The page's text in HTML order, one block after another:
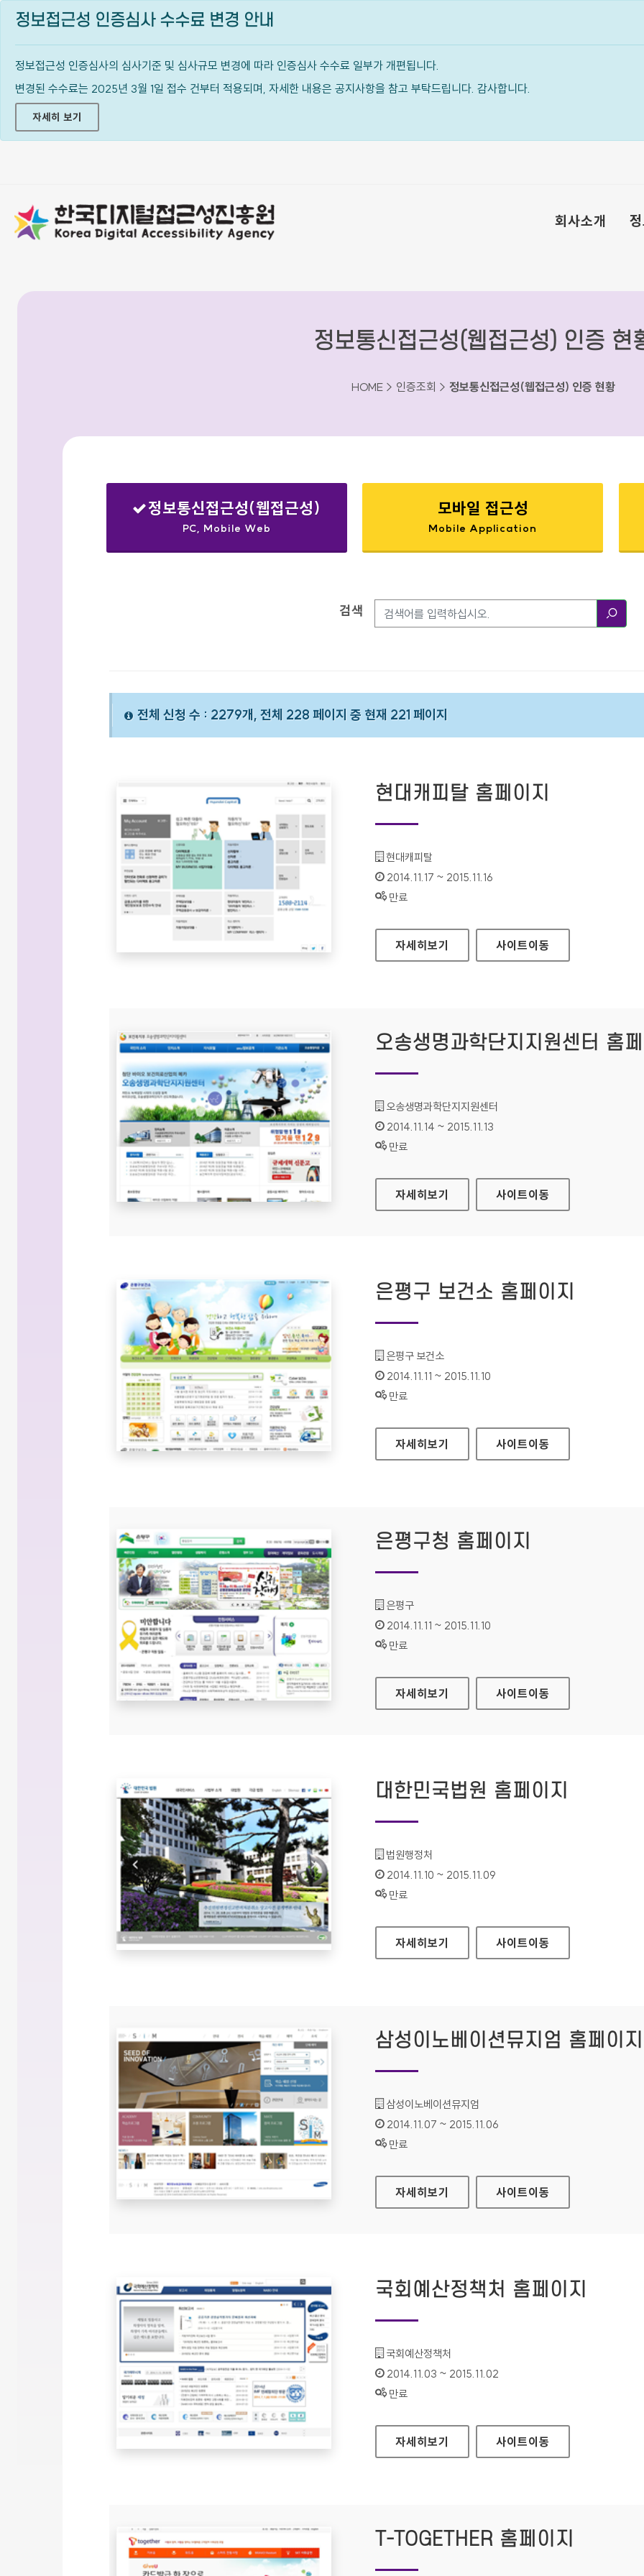
정보접근성 인증심사 수수료 변경 안내
정보접근성 인증심사의 심사기준 및 심사규모 변경에 따라 인증심사 수수료 일부가 개편됩니다.
변경된 수수료는 2025년 3월 1일 접수 건부터 적용되며, 자세한 내용은 공지사항을 참고 부탁드립니다. 감사합니다.
자세히 보기
회사소개
정보통신접근성(웹접근성) 인증 현
HOME > 인증조회 > 정보통신접근성(웹접근성) 인증 현황
정보통신접근성(웹접근성)
PC, Mobile Web
모바일 접근성
Mobile Application
검색
전체 신청 수 : 2279개, 전체 228 페이지 중 현재 221 페이지
현대캐피탈 홈페이지
기관명 :
현대캐피탈
인증기간 :
2014.11.17 ~ 2015.11.16
상태 :
만료
현대캐피탈 홈페이지
자세히보기 사이트이동
오송생명과학단지지원센터 홈
기관명 :
오송생명과학단지지원센터
인증기간 :
2014.11.14 ~ 2015.11.13
상태 :
만료
오송생명과학단지지원센터 홈페이지
자세히보기 사이트이동
은평구 보건소 홈페이지
기관명 :
은평구 보건소
인증기간 :
2014.11.11 ~ 2015.11.10
상태 :
만료
은평구 보건소 홈페이지
자세히보기 사이트이동
은평구청 홈페이지
기관명 :
은평구
인증기간 :
2014.11.11 ~ 2015.11.10
상태 :
만료
은평구청 홈페이지
자세히보기 사이트이동
대한민국법원 홈페이지
기관명 :
법원행정처
인증기간 :
2014.11.10 ~ 2015.11.09
상태 :
만료
대한민국법원 홈페이지
자세히보기 사이트이동
삼성이노베이션뮤지엄 홈페이지
기관명 :
삼성이노베이션뮤지엄
인증기간 :
2014.11.07 ~ 2015.11.06
상태 :
만료
삼성이노베이션뮤지엄 홈페이지
자세히보기 사이트이동
국회예산정책처 홈페이지
기관명 :
국회예산정책처
인증기간 :
2014.11.03 ~ 2015.11.02
상태 :
만료
국회예산정책처 홈페이지
자세히보기 사이트이동
T-TOGETHER 홈페이지